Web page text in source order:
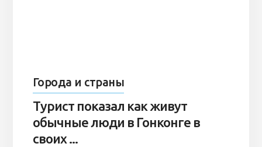
Города и страны
Турист показал как живут
обычные люди в Гонконге в
своих ...